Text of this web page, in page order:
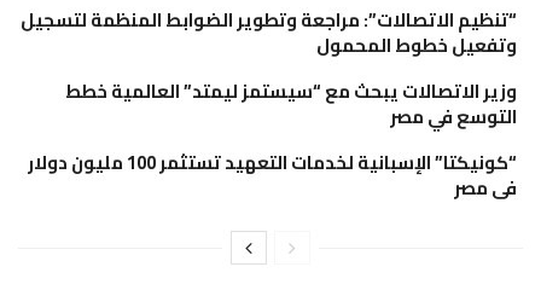
“تنظيم الاتصالات”: مراجعة وتطوير الضوابط المنظمة لتسجيل
وتفعيل خطوط المحمول
وزير الاتصالات يبحث مع “سيستمز ليمتد” العالمية خطط
التوسع في مصر
“كونيكتا” الإسبانية لخدمات التعهيد تستثمر 100 مليون دولار
فى مصر